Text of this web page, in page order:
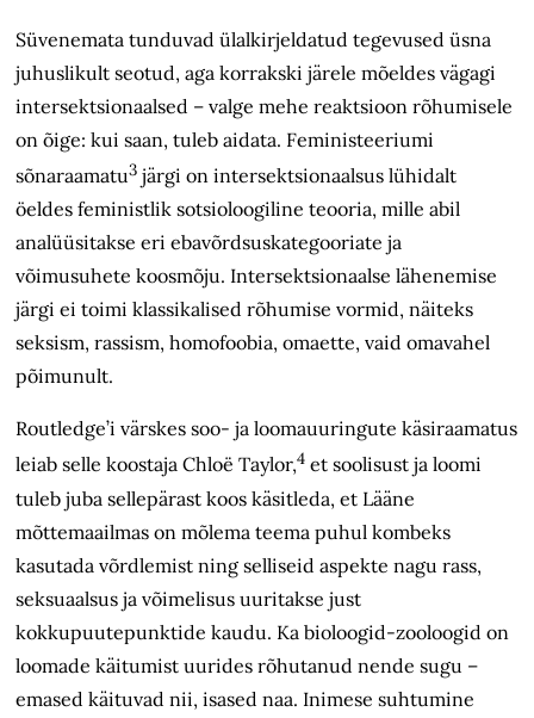
Süvenemata tunduvad ülalkirjeldatud tegevused üsna
juhuslikult seotud, aga korrakski järele mõeldes vägagi
intersektsionaalsed – valge mehe reaktsioon rõhumisele
on õige: kui saan, tuleb aidata. Feministeeriumi
sõnaraamatu3 järgi on intersektsionaalsus lühidalt
öeldes feministlik sotsioloogiline teooria, mille abil
analüüsitakse eri ebavõrdsuskategooriate ja
võimusuhete koosmõju. Intersektsionaalse lähenemise
järgi ei toimi klassikalised rõhumise vormid, näiteks
seksism, rassism, homofoobia, omaette, vaid omavahel
põimunult.
Routledge’i värskes soo- ja looma­uuringute käsiraamatus
leiab selle koostaja Chloë Taylor,4 et soolisust ja loomi
tuleb juba sellepärast koos käsitleda, et Lääne
mõttemaailmas on mõlema teema puhul kombeks
kasutada võrdlemist ning selliseid aspekte nagu rass,
seksuaalsus ja võimelisus uuritakse just
kokkupuutepunktide kaudu. Ka bioloogid-zooloogid on
loomade käitumist uurides rõhutanud nende sugu –
emased käituvad nii, isased naa. Inimese suhtumine